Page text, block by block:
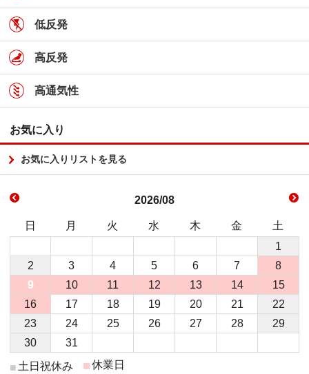
低反発
高反発
高通気性
お気に入り
お気に入りリストを見る
2026/08
日 月 火 水 木 金
土
1
2
3 4 5 6 7
8
9
10 11 12 13 14
15
16
17 18 19 20 21
22
23
24 25 26 27 28
29
30
31
■ 土日祝休み ■休業日